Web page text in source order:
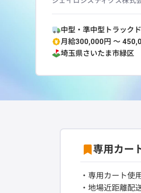
中型・準中型トラック
月給300,000円 〜
埼玉県さいたま市緑区
専用カー
・専用カート使
・地場近距離配